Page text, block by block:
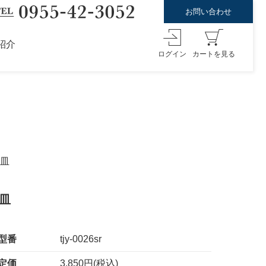
お問い合わせ
介
ログイン カートを見る
番 tjy-0026sr
価 3,850円(税込)